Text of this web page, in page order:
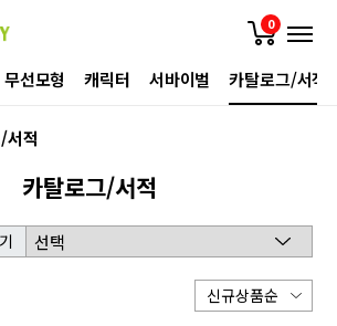
0
무선모형 캐릭터 서바이벌 카탈로그/서적
서적
카탈로그/서적